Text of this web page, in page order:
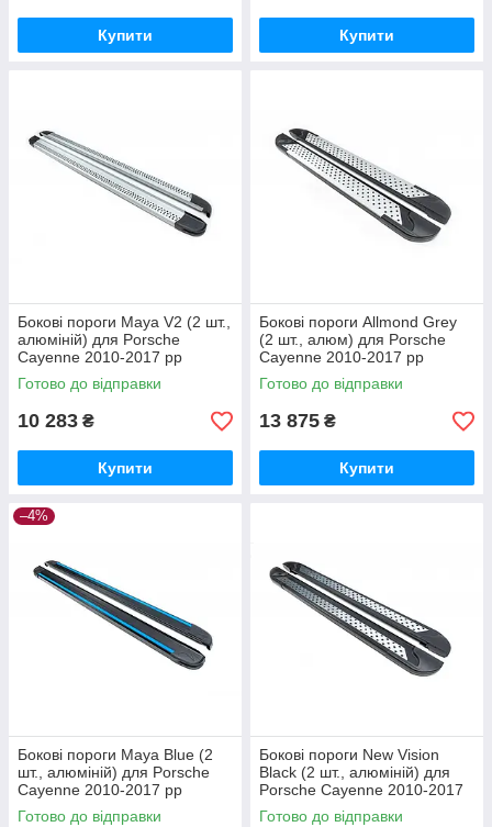
Купити Купити
Бокові пороги Maya V2 (2 шт.,
алюміній) для Porsche
Cayenne 2010-2017 рр
Готово до відправки
10 283 ₴
Купити
Бокові пороги Allmond Grey
(2 шт., алюм) для Porsche
Cayenne 2010-2017 рр
Готово до відправки
13 875 ₴
Купити
–4%
Бокові пороги Maya Blue (2
шт., алюміній) для Porsche
Cayenne 2010-2017 рр
Готово до відправки
Бокові пороги New Vision
Black (2 шт., алюміній) для
Porsche Cayenne 2010-2017
рр
Готово до відправки